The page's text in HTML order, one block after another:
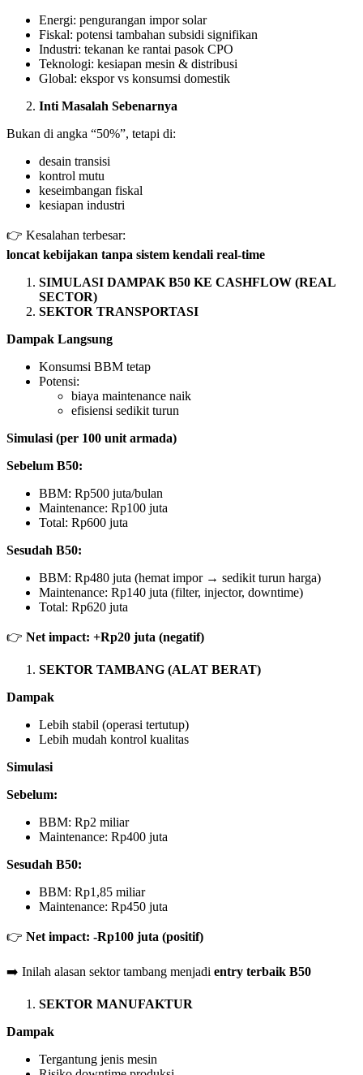
Energi: pengurangan impor solar
Fiskal: potensi tambahan subsidi signifikan
Industri: tekanan ke rantai pasok CPO
Teknologi: kesiapan mesin & distribusi
Global: ekspor vs konsumsi domestik
Inti Masalah Sebenarnya
Bukan di angka “50%”, tetapi di:
desain transisi
kontrol mutu
keseimbangan fiskal
kesiapan industri
👉 Kesalahan terbesar:
loncat kebijakan tanpa sistem kendali real-time
SIMULASI DAMPAK B50 KE CASHFLOW (REAL
SECTOR)
SEKTOR TRANSPORTASI
Dampak Langsung
Konsumsi BBM tetap
Potensi:
biaya maintenance naik
efisiensi sedikit turun
Simulasi (per 100 unit armada)
Sebelum B50:
BBM: Rp500 juta/bulan
Maintenance: Rp100 juta
Total: Rp600 juta
Sesudah B50:
BBM: Rp480 juta (hemat impor → sedikit turun harga)
Maintenance: Rp140 juta (filter, injector, downtime)
Total: Rp620 juta
👉 Net impact: +Rp20 juta (negatif)
SEKTOR TAMBANG (ALAT BERAT)
Dampak
Lebih stabil (operasi tertutup)
Lebih mudah kontrol kualitas
Simulasi
Sebelum:
BBM: Rp2 miliar
Maintenance: Rp400 juta
Sesudah B50:
BBM: Rp1,85 miliar
Maintenance: Rp450 juta
👉 Net impact: -Rp100 juta (positif)
➡️ Inilah alasan sektor tambang menjadi entry terbaik B50
SEKTOR MANUFAKTUR
Dampak
Tergantung jenis mesin